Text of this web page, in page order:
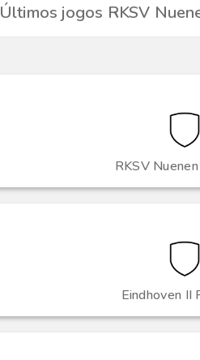
Últimos jogos RKSV
RKSV
Eindhoven II